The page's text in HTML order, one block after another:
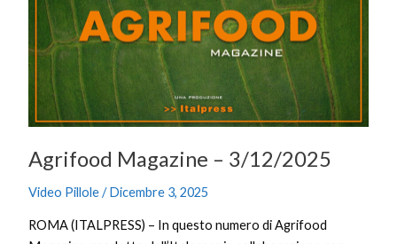
Agrifood Magazine – 3/12/2025
Video Pillole/Dicembre 3, 2025
ROMA (ITALPRESS) – In questo numero di Agrifood
3/12/2025